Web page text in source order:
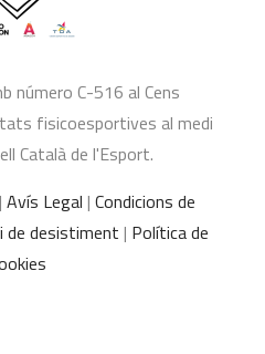
número C-516 al Cens
fisicoesportives al medi
Català de l'Esport.
| Avís Legal | Condicions de
de desistiment | Política de